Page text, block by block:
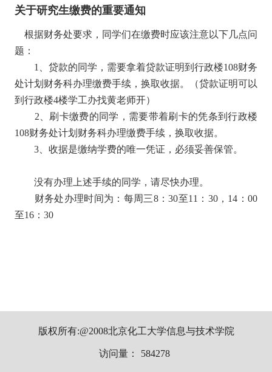
关于研究生缴费的重要通知
根据财务处要求，同学们在缴费时应该注意以下几点问
题：
1、贷款的同学，需要拿着贷款证明到行政楼108财务
处计划财务科办理缴费手续，换取收据。（贷款证明可以
到行政楼4楼学工办找黄老师开）
2、刷卡缴费的同学，需要带着刷卡的凭条到行政楼
108财务处计划财务科办理缴费手续，换取收据。
3、收据是缴纳学费的唯一凭证，必须妥善保管。
没有办理上述手续的同学，请尽快办理。
财务处办理时间为：每周三8：30至11：30，14：00
至16：30
版权所有:@2008北京化工大学信息与技术学院
访问量： 584278